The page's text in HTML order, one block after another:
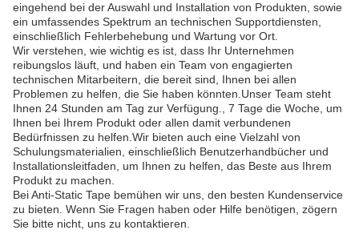
eingehend bei der Auswahl und Installation von Produkten, sowie
ein umfassendes Spektrum an technischen Supportdiensten,
einschließlich Fehlerbehebung und Wartung vor Ort.
Wir verstehen, wie wichtig es ist, dass Ihr Unternehmen
reibungslos läuft, und haben ein Team von engagierten
technischen Mitarbeitern, die bereit sind, Ihnen bei allen
Problemen zu helfen, die Sie haben könnten.Unser Team steht
Ihnen 24 Stunden am Tag zur Verfügung., 7 Tage die Woche, um
Ihnen bei Ihrem Produkt oder allen damit verbundenen
Bedürfnissen zu helfen.Wir bieten auch eine Vielzahl von
Schulungsmaterialien, einschließlich Benutzerhandbücher und
Installationsleitfaden, um Ihnen zu helfen, das Beste aus Ihrem
Produkt zu machen.
Bei Anti-Static Tape bemühen wir uns, den besten Kundenservice
zu bieten. Wenn Sie Fragen haben oder Hilfe benötigen, zögern
Sie bitte nicht, uns zu kontaktieren.